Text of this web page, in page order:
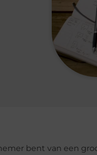
bent van een